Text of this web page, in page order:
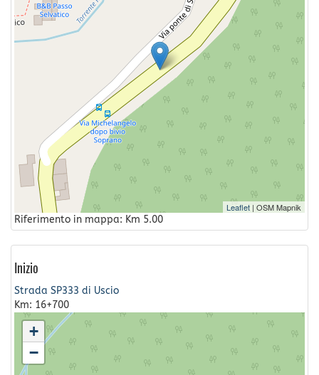
Leaflet | OSM Mapnik
Riferimento in mappa: Km 5.00
Inizio
Strada SP333 di Uscio
Km: 16+700
+
−